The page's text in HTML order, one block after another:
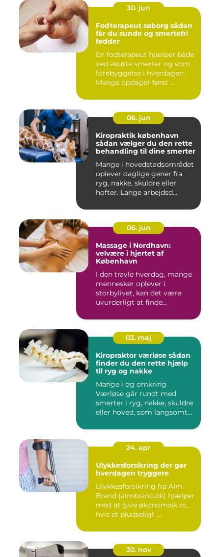
30. jun
Fodterapeut søborg sådan
får du sunde og smertefri
fødder
En fodterapeut hjælper både
ved akutte smerter og som
forebyggelse i hverdagen.
Mange opdager først ...
06. jun
Kiropraktik københavn
sådan vælger du den rette
behandling til dine smerter
Mange i hovedstadsområdet
oplever daglige gener fra
ryg, nakke, skuldre eller
hofter. Lange arbejdsd...
06. jun
Massage i Nordhavn:
velvære i hjertet af
København
I den travle hverdag, mange
mennesker oplever i
storbylivet, kan det være
uvurderligt at finde...
03. maj
Kiropraktor værløse sådan
finder du den rette hjælp
til ryg og nakke
Mange i og omkring
Værløse går rundt med
smerter i ryg, nakke, skuldre
eller hoved, som langsomt
24. apr
Ulykkesforsikring der gør
hverdagen tryggere
Ulykkesforsikring fra Alm.
Brand (almbrand.dk) hjælper
med at give økonomisk ro,
hvis et pludseligt ...
30. nov